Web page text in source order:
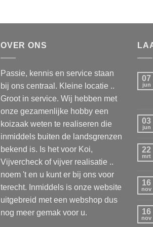
OVER ONS
Passie, kennis en service staan
bij ons centraal. Kleine locatie ..
Groot in service. Wij hebben met
onze gezamenlijke hobby een
koizaak weten te realiseren die
inmiddels buiten de landsgrenzen
bekend is. Is het voor Koi,
Vijvercheck of vijver realisatie ..
noem 't en u kunt er bij ons voor
terecht. Inmiddels is onze website
uitgebreid met een webshop dus
nog meer gemak voor u.
07
jun
03
jun
22
mrt
16
nov
16
nov